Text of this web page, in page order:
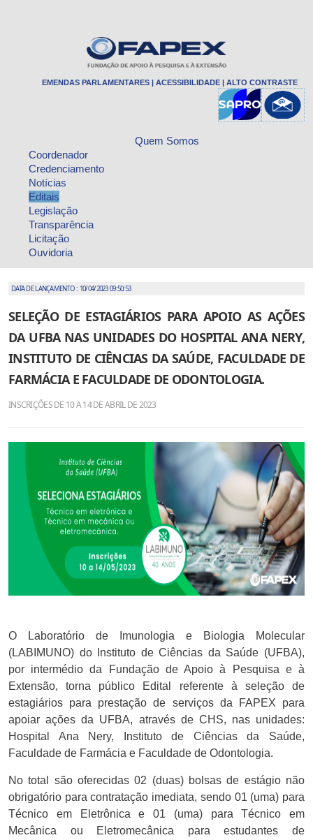
EMENDAS PARLAMENTARES ACESSIBILIDADE ALTO CONTRASTE
Quem Somos
Coordenador
Credenciamento
Notícias
Editais
Legislação
Transparência
Licitação
Ouvidoria
DATA DE LANÇAMENTO : 10/04/2023 09:50:53
SELEÇÃO DE ESTAGIÁRIOS PARA APOIO AS AÇÕES
DA UFBA NAS UNIDADES DO HOSPITAL ANA NERY,
INSTITUTO DE CIÊNCIAS DA SAÚDE, FACULDADE DE
FARMÁCIA E FACULDADE DE ODONTOLOGIA.
INSCRIÇÕES DE 10 A 14 DE ABRIL DE 2023
O Laboratório de Imunologia e Biologia Molecular
(LABIMUNO) do Instituto de Ciências da Saúde (UFBA),
por intermédio da Fundação de Apoio à Pesquisa e à
Extensão, torna público Edital referente à seleção de
estagiários para prestação de serviços da FAPEX para
apoiar ações da UFBA, através de CHS, nas unidades:
Hospital Ana Nery, Instituto de Ciências da Saúde,
Faculdade de Farmácia e Faculdade de Odontologia.
No total são oferecidas 02 (duas) bolsas de estágio não
obrigatório para contratação imediata, sendo 01 (uma) para
Técnico em Eletrônica e 01 (uma) para Técnico em
Mecânica ou Eletromecânica para estudantes de